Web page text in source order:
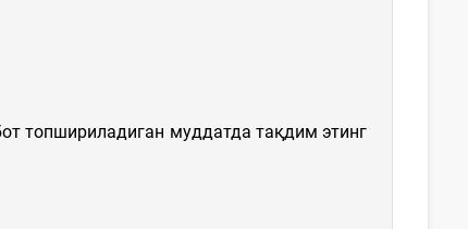
топшириладиган муддатда тақдим этинг